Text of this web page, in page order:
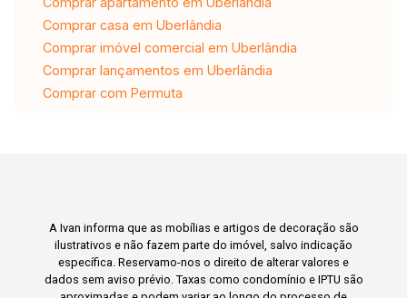
Comprar casa em Uberlândia
Comprar imóvel comercial em Uberlândia
Comprar lançamentos em Uberlândia
Comprar com Permuta
A Ivan informa que as mobílias e artigos de decoração são
ilustrativos e não fazem parte do imóvel, salvo indicação
específica. Reservamo-nos o direito de alterar valores e
dados sem aviso prévio. Taxas como condomínio e IPTU são